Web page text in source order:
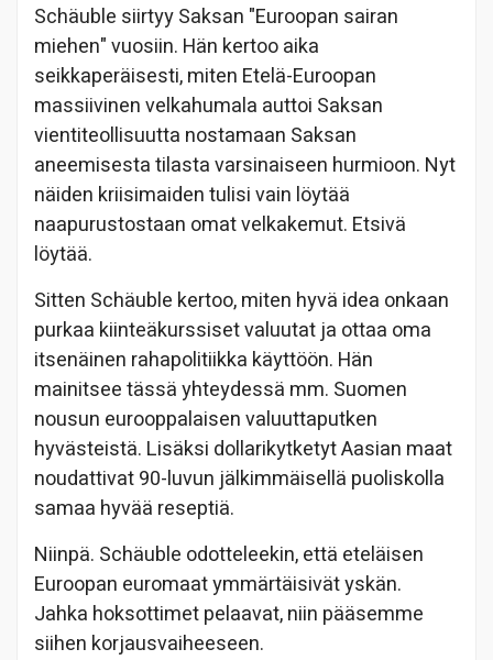
Schäuble siirtyy Saksan "Euroopan sairan
miehen" vuosiin. Hän kertoo aika
seikkaperäisesti, miten Etelä-Euroopan
massiivinen velkahumala auttoi Saksan
vientiteollisuutta nostamaan Saksan
aneemisesta tilasta varsinaiseen hurmioon. Nyt
näiden kriisimaiden tulisi vain löytää
naapurustostaan omat velkakemut. Etsivä
löytää.
Sitten Schäuble kertoo, miten hyvä idea onkaan
purkaa kiinteäkurssiset valuutat ja ottaa oma
itsenäinen rahapolitiikka käyttöön. Hän
mainitsee tässä yhteydessä mm. Suomen
nousun eurooppalaisen valuuttaputken
hyvästeistä. Lisäksi dollarikytketyt Aasian maat
noudattivat 90-luvun jälkimmäisellä puoliskolla
samaa hyvää reseptiä.
Niinpä. Schäuble odotteleekin, että eteläisen
Euroopan euromaat ymmärtäisivät yskän.
Jahka hoksottimet pelaavat, niin pääsemme
siihen korjausvaiheeseen.